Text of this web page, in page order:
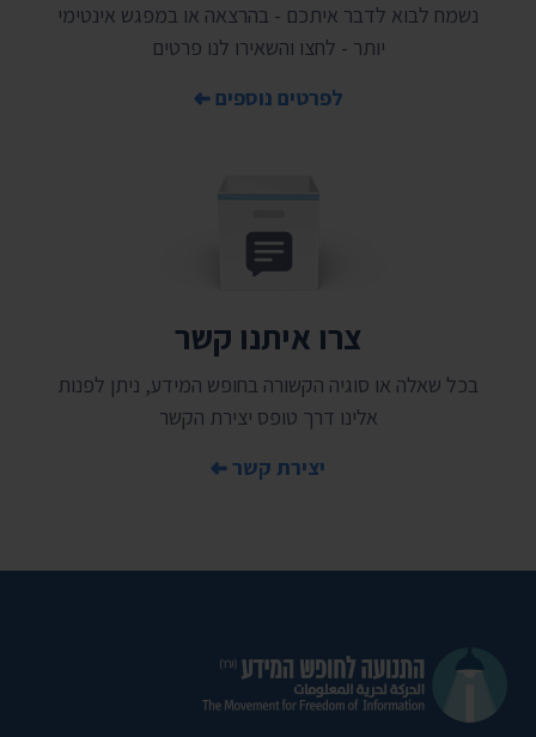
נשמח לבוא לדבר איתכם - בהרצאה או במפגש אינטימי
יותר - לחצו והשאירו לנו פרטים
לפרטים נוספים
צרו איתנו קשר
בכל שאלה או סוגיה הקשורה בחופש המידע, ניתן לפנות
אלינו דרך טופס יצירת הקשר
יצירת קשר